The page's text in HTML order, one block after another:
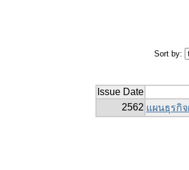
Sort by:
Issue Date
2562 แผนธุรกิ